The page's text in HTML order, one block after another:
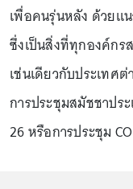
เพื่อคนรุ่นหลัง ด้วยแ
ซึ่งเป็นสิ่งที่ทุกองค์กร
เช่นเดียวกับประเทศ
การประชุมสมัชชาป
26 หรือการประชุม